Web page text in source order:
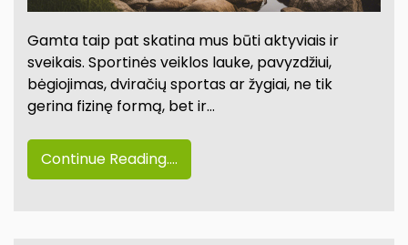
Gamta taip pat skatina mus būti aktyviais ir
sveikais. Sportinės veiklos lauke, pavyzdžiui,
bėgiojimas, dviračių sportas ar žygiai, ne tik
gerina fizinę formą, bet ir…
Continue Reading....